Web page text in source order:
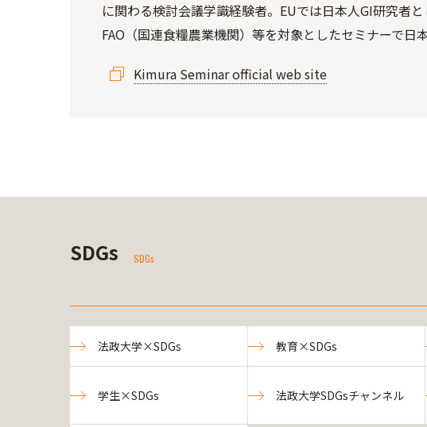
に関わる検討会議学識経験者。EUでは日本人GI研究者
FAO（国連食糧農業機関）等を対象としたセミナーで日
Kimura Seminar official web site
SDGs SDGs
法政大学×SDGs 教育×SDGs
学生×SDGs 法政大学SDGsチャンネル